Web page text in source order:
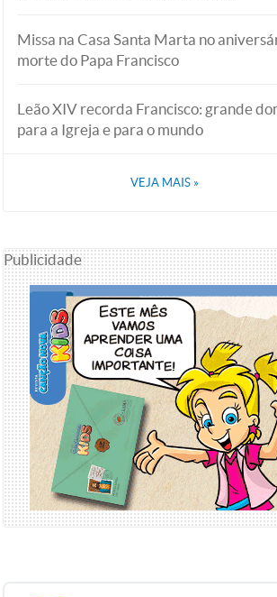
Missa na Casa Santa Marta no
morte do Papa Francisco
Leão XIV recorda Francisco: grande
para a Igreja e para o mundo
VEJA MAIS »
Publicidade